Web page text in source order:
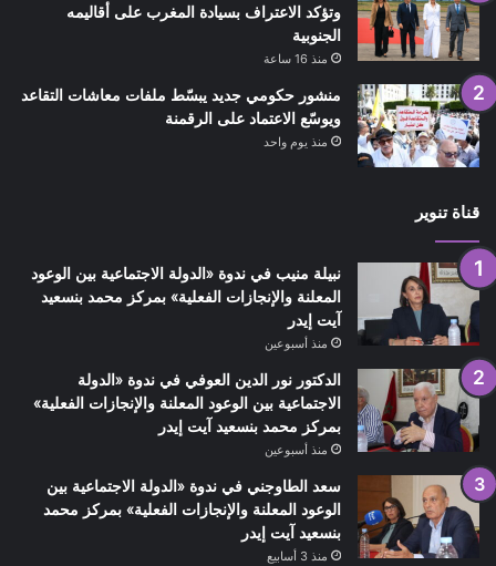
وتؤكد الاعتراف بسيادة المغرب على أقاليمه
الجنوبية
منذ 16 ساعة
منشور حكومي جديد يبسّط ملفات معاشات التقاعد
ويوسّع الاعتماد على الرقمنة
منذ يوم واحد
قناة تنوير
نبيلة منيب في ندوة «الدولة الاجتماعية بين الوعود
المعلنة والإنجازات الفعلية» بمركز محمد بنسعيد
آيت إيدر
منذ أسبوعين
الدكتور نور الدين العوفي في ندوة «الدولة
الاجتماعية بين الوعود المعلنة والإنجازات الفعلية»
بمركز محمد بنسعيد آيت إيدر
منذ أسبوعين
سعد الطاوجني في ندوة «الدولة الاجتماعية بين
الوعود المعلنة والإنجازات الفعلية» بمركز محمد
بنسعيد آيت إيدر
منذ 3 أسابيع